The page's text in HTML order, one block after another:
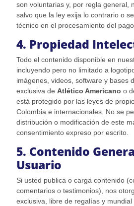
son voluntarias y, por regla general,
salvo que la ley exija lo contrario o
técnico en el procesamiento del
4. Propiedad
Todo el contenido disponible en
incluyendo pero no limitado a
imágenes, videos, software y bases
exclusiva de Atlético Americano o
está protegido por las leyes de
Colombia e internacionales. No se
distribución o modificación de este
consentimiento expreso por escrito.
5. Contenido
Usuario
Si usted publica o carga contenido
comentarios o testimonios), nos
exclusiva, libre de regalías y